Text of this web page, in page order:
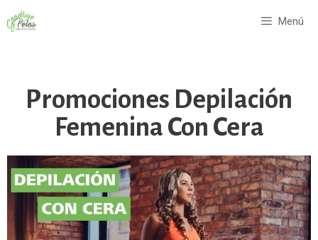
Menú
Promociones Depilación
Femenina Con Cera